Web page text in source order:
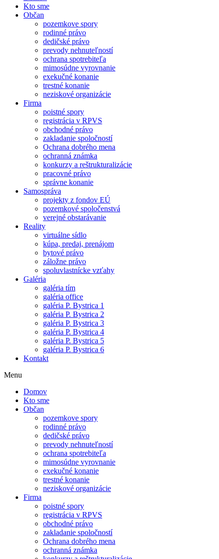
Kto sme
Občan
pozemkove spory
rodinné právo
dedičské právo
prevody nehnuteľností
ochrana spotrebiteľa
mimosúdne vyrovnanie
exekučné konanie
trestné konanie
neziskové organizácie
Firma
poistné spory
registrácia v RPVS
obchodné právo
zakladanie spoločností
Ochrana dobrého mena
ochranná známka
konkurzy a reštrukturalizácie
pracovné právo
správne konanie
Samospráva
projekty z fondov EÚ
pozemkové spoločenstvá
verejné obstarávanie
Reality
virtuálne sídlo
kúpa, predaj, prenájom
bytové právo
záložne právo
spoluvlastnícke vzťahy
Galéria
galéria tím
galéria office
galéria P. Bystrica 1
galéria P. Bystrica 2
galéria P. Bystrica 3
galéria P. Bystrica 4
galéria P. Bystrica 5
galéria P. Bystrica 6
Kontakt
Menu
Domov
Kto sme
Občan
pozemkove spory
rodinné právo
dedičské právo
prevody nehnuteľností
ochrana spotrebiteľa
mimosúdne vyrovnanie
exekučné konanie
trestné konanie
neziskové organizácie
Firma
poistné spory
registrácia v RPVS
obchodné právo
zakladanie spoločností
Ochrana dobrého mena
ochranná známka